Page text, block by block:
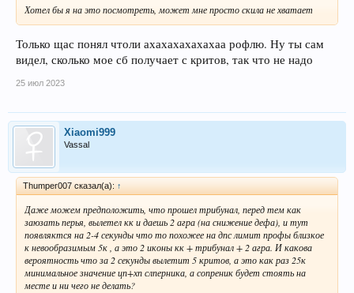
Хотел бы я на это посмотреть, может мне просто скила не хватает
Только щас понял чтоли ахахахахахахаа рофлю. Ну ты сам
видел, сколько мое сб получает с критов, так что не надо
25 июл 2023
Xiaomi999
Vassal
Thumper007 сказал(а): ↑
Даже можем предположить, что прошел трибунал, перед тем как
заюзать перья, вылетел кк и даешь 2 агра (на снижение дефа), и тут
появляктся на 2-4 секунды что то похожее на дпс лимит профы близкое
к невообразимым 5к , а это 2 иконы кк + трибунал + 2 агра. И какова
вероятность что за 2 секунды вылетит 5 критов, а это как раз 25к
минимальное значение цп+хп слперника, а сопреник будет стоять на
месте и ни чего не делать?